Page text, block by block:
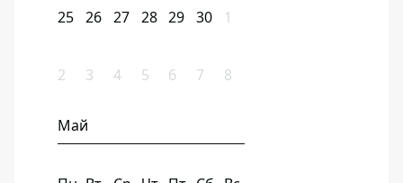
25 26 27 28 29 30 1
2 3 4 5 6 7 8
Май